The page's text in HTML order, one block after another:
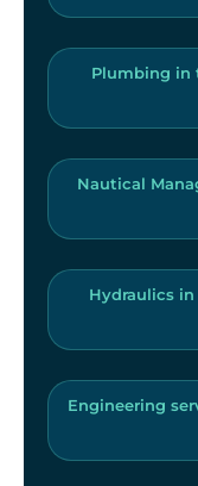
Plumbing in
Nautical
Hydraulics in
Engineering